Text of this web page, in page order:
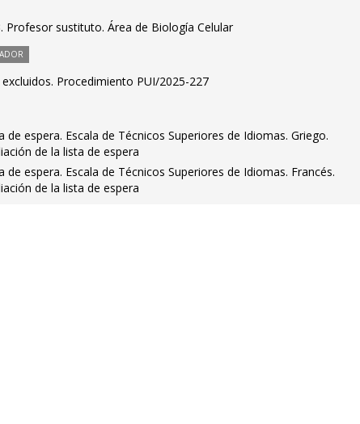
Profesor sustituto. Área de Biología Celular
Procedimiento PUI/2025-227
de espera. Escala de Técnicos Superiores de Idiomas. Griego.
de la lista de espera
espera. Escala de Técnicos Superiores de Idiomas. Francés.
de la lista de espera